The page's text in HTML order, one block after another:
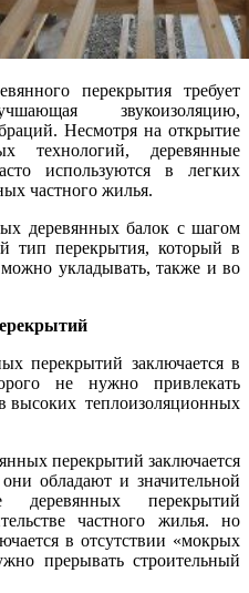
перекрытия требует
звукоизоляцию,
Несмотря на открытие
технологий, деревянные
используются в легких
частного жилья.
деревянных балок с шагом
тип перекрытия, который в
укладывать, также и во
перекрытий заключается в
не нужно привлекать
высоких теплоизоляционных
перекрытий заключается
обладают и значительной
деревянных перекрытий
частного жилья. но
в отсутствии «мокрых
прерывать строительный